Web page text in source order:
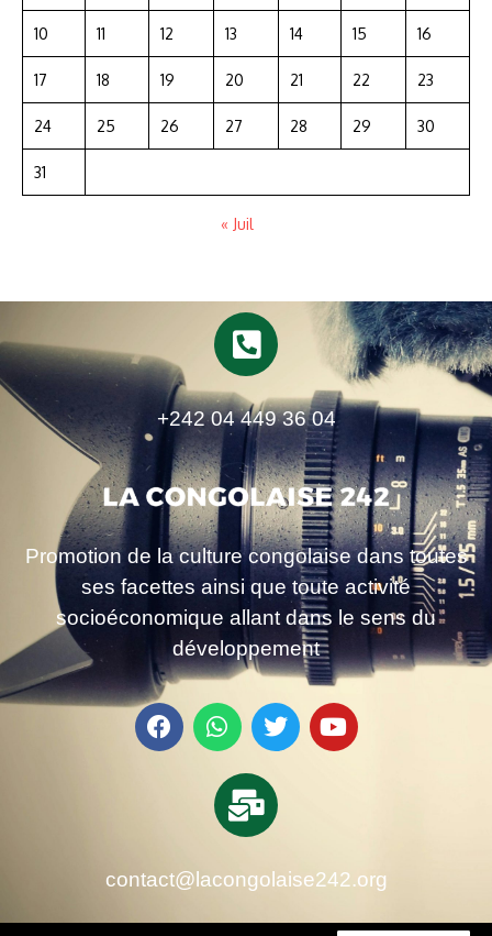
10 11 12 13 14 15 16
17 18 19 20 21 22 23
24 25 26 27 28 29 30
31
« Juil
+242 04 449 36 04
Promotion de la culture congolaise dans toutes
ses facettes ainsi que toute activité
socioéconomique allant dans le sens du
développement
contact@lacongolaise242.org